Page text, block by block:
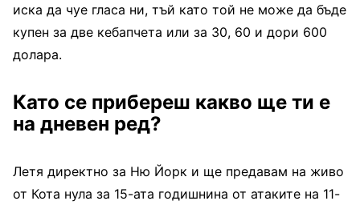
иска да чуе гласа ни, тъй като той не може да бъде
купен за две кебапчета или за 30, 60 и дори 600
долара.
Като се прибереш какво ще ти е
на дневен ред?
Летя директно за Ню Йорк и ще предавам на живо
от Кота нула за 15-ата годишнина от атаките на 11-